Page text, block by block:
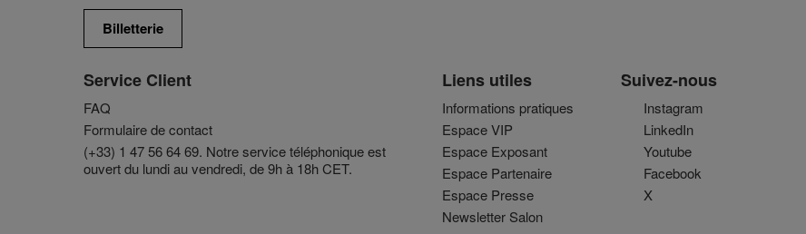
Billetterie
Service Client
FAQ
Formulaire de contact
(+33) 1 47 56 64 69. Notre service téléphonique est
ouvert du lundi au vendredi, de 9h à 18h CET.
Liens utiles
Informations pratiques
Espace VIP
Espace Exposant
Espace Partenaire
Espace Presse
Newsletter Salon
Suivez-nous
Instagram
LinkedIn
Youtube
Facebook
X